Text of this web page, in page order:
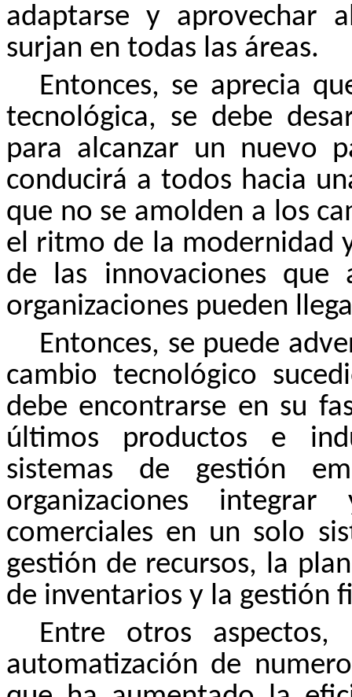
adaptarse y aprovechar
surjan en todas las áreas.
Entonces, se aprecia
tecnológica, se debe
para alcanzar un nuevo
conducirá a todos hacia
que no se amolden a los
el ritmo de la modernidad
de las innovaciones que
organizaciones pueden
Entonces, se puede
cambio tecnológico
debe encontrarse en su
últimos productos e
sistemas de gestión
organizaciones
comerciales en un solo
gestión de recursos, la
de inventarios y la gestión
Entre otros
automatización de